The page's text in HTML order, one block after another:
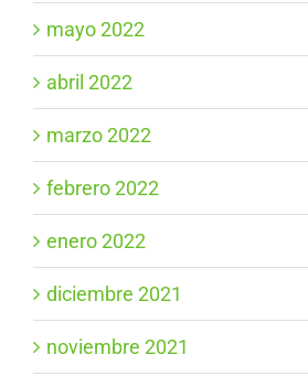
mayo 2022
abril 2022
marzo 2022
febrero 2022
enero 2022
diciembre 2021
noviembre 2021